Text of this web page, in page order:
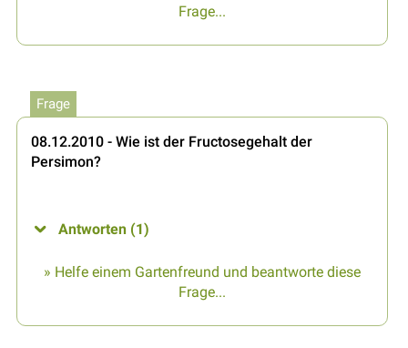
Frage...
Frage
08.12.2010 - Wie ist der Fructosegehalt der
Persimon?
Antworten (1)
» Helfe einem Gartenfreund und beantworte diese
Frage...